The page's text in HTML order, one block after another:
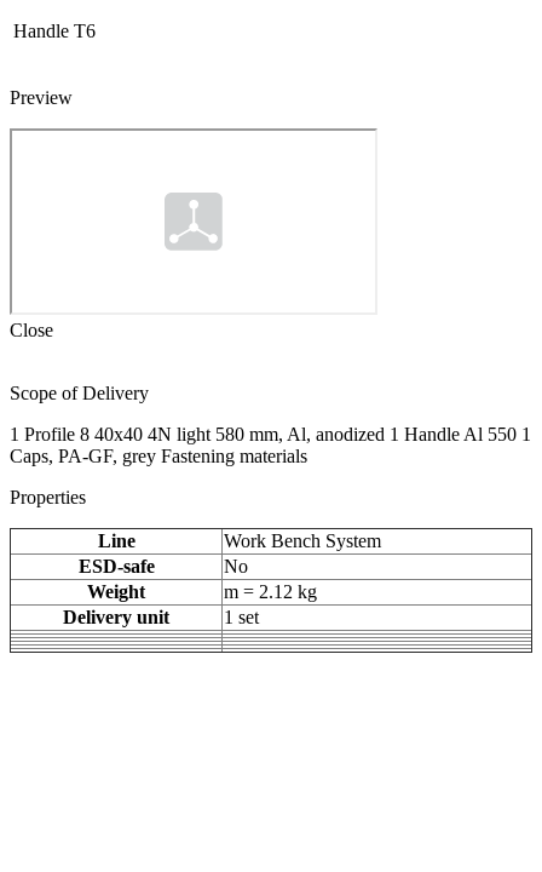
Handle T6
Preview
Close
Scope of Delivery
1 Profile 8 40x40 4N light 580 mm, Al, anodized 1 Handle Al 550 1
Caps, PA-GF, grey Fastening materials
Properties
Line
Work Bench System
ESD-safe
No
Weight
m = 2.12 kg
Delivery unit
1 set